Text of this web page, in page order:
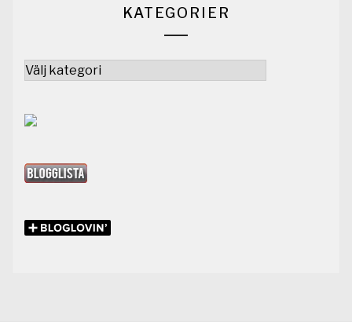
KATEGORIER
Kategorier